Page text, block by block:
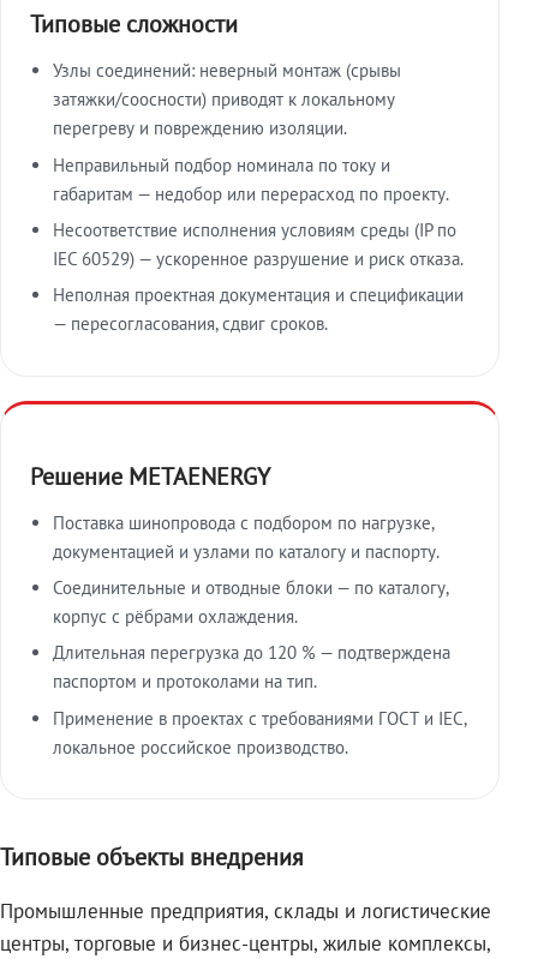
Типовые сложности
Узлы соединений: неверный монтаж (срывы
затяжки/соосности) приводят к локальному
перегреву и повреждению изоляции.
Неправильный подбор номинала по току и
габаритам — недобор или перерасход по проекту.
Несоответствие исполнения условиям среды (IP по
IEC 60529) — ускоренное разрушение и риск отказа.
Неполная проектная документация и спецификации
— пересогласования, сдвиг сроков.
Решение METAENERGY
Поставка шинопровода с подбором по нагрузке,
документацией и узлами по каталогу и паспорту.
Соединительные и отводные блоки — по каталогу,
корпус с рёбрами охлаждения.
Длительная перегрузка до 120 % — подтверждена
паспортом и протоколами на тип.
Применение в проектах с требованиями ГОСТ и IEC,
локальное российское производство.
Типовые объекты внедрения
Промышленные предприятия, склады и логистические
центры, торговые и бизнес-центры, жилые комплексы,